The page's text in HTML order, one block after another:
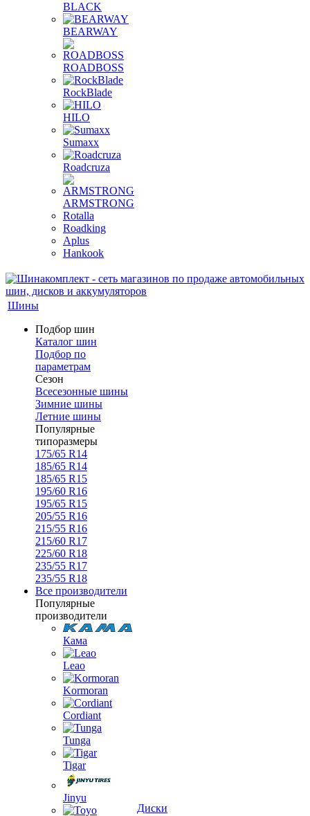
BLACK
BEARWAY
ROADBOSS
RockBlade
HILO
Sumaxx
Roadcruza
ARMSTRONG
Rotalla
Roadking
Aplus
Hankook
Шины
Подбор шин
Каталог шин
Подбор по
параметрам
Сезон
Всесезонные шины
Зимние шины
Летние шины
Популярные
типоразмеры
175/65 R14
185/65 R14
185/65 R15
195/60 R16
195/65 R15
205/55 R16
215/55 R16
215/60 R17
225/60 R18
235/55 R17
235/55 R18
Все производители
Популярные
производители
Кама
Leao
Kormoran
Cordiant
Tunga
Tigar
Jinyu
Диски